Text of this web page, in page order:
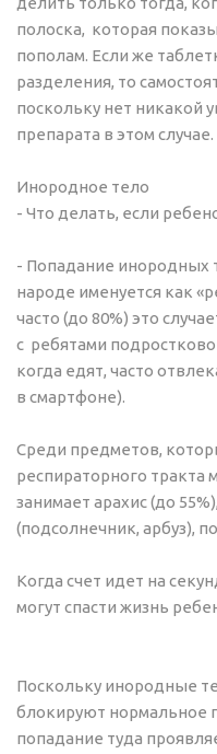
полоска, которая
пополам. Если же
разделения, то
поскольку нет никакой
препарата в этом случае.
Инородное тело
- Что делать, если
- Попадание инородных
народе именуется как
часто (до 80%) это
с ребятами
когда едят, часто
в смартфоне).
Среди предметов,
респираторного тракта
занимает арахис (до
(подсолнечник, арбуз),
Когда счет идет на
могут спасти жизнь
Поскольку инородные
блокируют нормальное
попадание туда